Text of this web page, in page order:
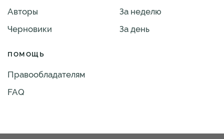
Авторы
Черновики
За неделю
За день
ПОМОЩЬ
Правообладателям
FAQ